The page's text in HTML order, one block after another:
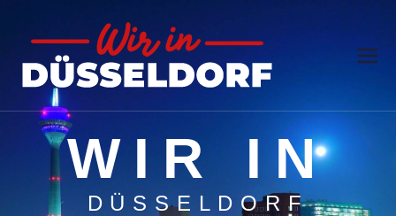
Wir in
Düssel
dorf
WIR IN
DÜSSELDORF